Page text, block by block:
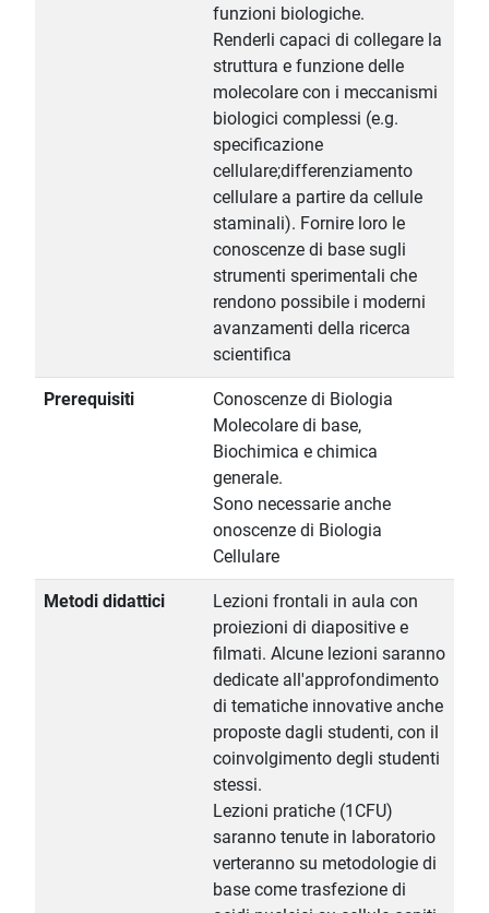
funzioni biologiche.
Renderli capaci di collegare la
struttura e funzione delle
molecolare con i meccanismi
biologici complessi (e.g.
specificazione
cellulare;differenziamento
cellulare a partire da cellule
staminali). Fornire loro le
conoscenze di base sugli
strumenti sperimentali che
rendono possibile i moderni
avanzamenti della ricerca
scientifica
Prerequisiti
Conoscenze di Biologia
Molecolare di base,
Biochimica e chimica
generale.
Sono necessarie anche
onoscenze di Biologia
Cellulare
Metodi didattici
Lezioni frontali in aula con
proiezioni di diapositive e
filmati. Alcune lezioni saranno
dedicate all'approfondimento
di tematiche innovative anche
proposte dagli studenti, con il
coinvolgimento degli studenti
stessi.
Lezioni pratiche (1CFU)
saranno tenute in laboratorio
verteranno su metodologie di
base come trasfezione di